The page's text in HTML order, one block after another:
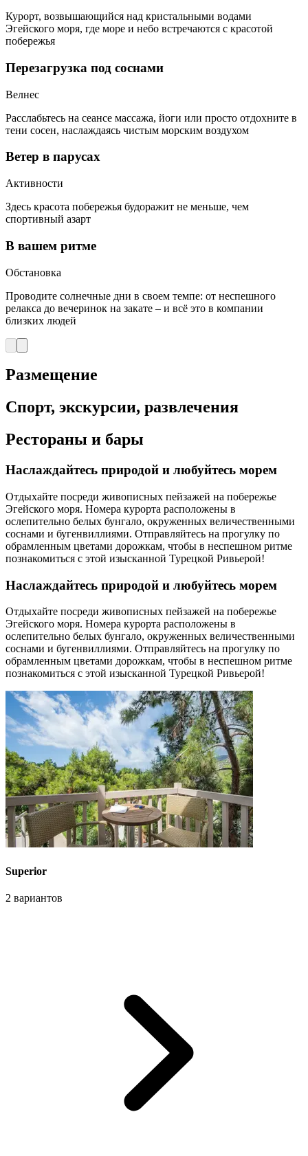
Курорт, возвышающийся над кристальными водами
Эгейского моря, где море и небо встречаются с красотой
побережья
Перезагрузка под соснами
Велнес
Расслабьтесь на сеансе массажа, йоги или просто отдохните в
тени сосен, наслаждаясь чистым морским воздухом
Ветер в парусах
Активности
Здесь красота побережья будоражит не меньше, чем
спортивный азарт
В вашем ритме
Обстановка
Проводите солнечные дни в своем темпе: от неспешного
релакса до вечеринок на закате – и всё это в компании
близких людей
Размещение
Спорт, экскурсии, развлечения
Рестораны и бары
Наслаждайтесь природой и любуйтесь морем
Отдыхайте посреди живописных пейзажей на побережье
Эгейского моря. Номера курорта расположены в
ослепительно белых бунгало, окруженных величественными
соснами и бугенвиллиями. Отправляйтесь на прогулку по
обрамленным цветами дорожкам, чтобы в неспешном ритме
познакомиться с этой изысканной Турецкой Ривьерой!
Наслаждайтесь природой и любуйтесь морем
Отдыхайте посреди живописных пейзажей на побережье
Эгейского моря. Номера курорта расположены в
ослепительно белых бунгало, окруженных величественными
соснами и бугенвиллиями. Отправляйтесь на прогулку по
обрамленным цветами дорожкам, чтобы в неспешном ритме
познакомиться с этой изысканной Турецкой Ривьерой!
Superior
2 вариантов